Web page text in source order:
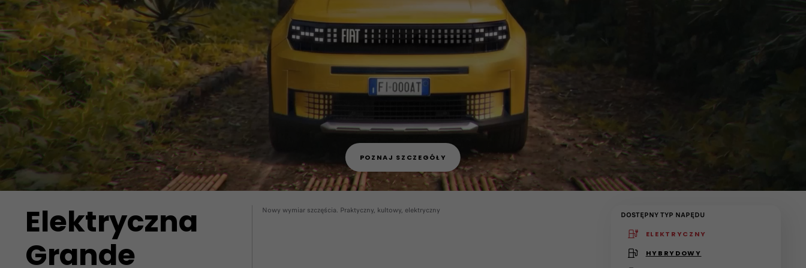
POZNAJ SZCZEGÓŁY
Elektryczna
Grande
Nowy wymiar szczęścia. Praktyczny, kultowy, elektryczny
DOSTĘPNY TYP NAPĘDU
ELEKTRYCZNY
HYBRYDOWY